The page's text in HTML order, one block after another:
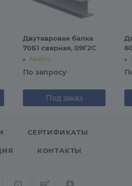
Двутавровая балка
70Б1 сварная, 09Г2С
Много
По запросу
Под заказ
СЕРТИФИКАТЫ
КОНТАКТЫ